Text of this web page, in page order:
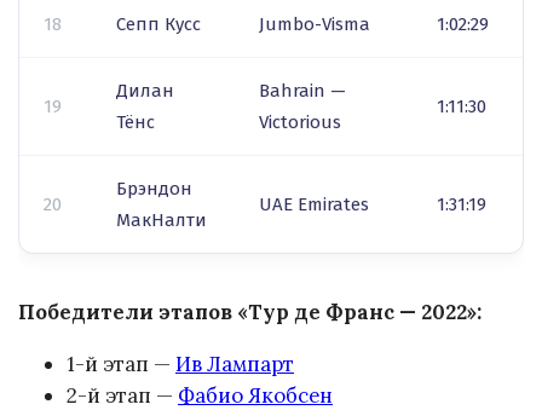
18 Сепп Кусс Jumbo-Visma 1:02:29
19
Дилан
Тёнс
Bahrain —
Victorious
1:11:30
20
Брэндон
МакНалти
UAE Emirates 1:31:19
Победители этапов «Тур де Франс — 2022»:
1-й этап — Ив Лампарт
2-й этап — Фабио Якобсен